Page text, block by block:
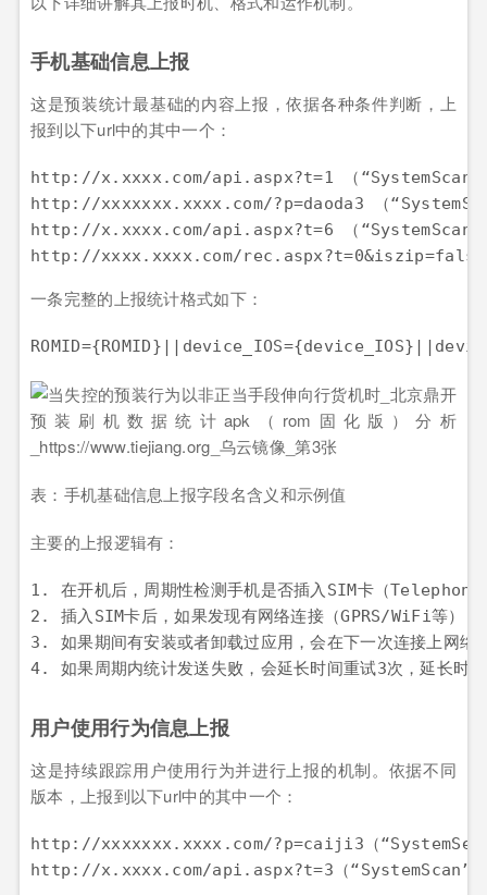
手机基础信息上报
这是预装统计最基础的内容上报，依据各种条件判断，上
报到以下url中的其中一个：
http://x.xxxx.com/api.aspx?t=1 （“SystemScan”
http://xxxxxxx.xxxx.com/?p=daoda3 （
http://x.xxxx.com/api.aspx?t=6 （“SystemScan”
一条完整的上报统计格式如下：
表：手机基础信息上报字段名含义和示例值
主要的上报逻辑有：
1. 在开机后，周期性检测手机是否插入SIM卡（
2. 插入SIM卡后，如果发现有网络连接（GPRS/WiFi等），
3. 如果期间有安装或者卸载过应用，会在下一次连接上网络
用户使用行为信息上报
这是持续跟踪用户使用行为并进行上报的机制。依据不同
版本，上报到以下url中的其中一个：
http://xxxxxxx.xxxx.com/?p=caiji3（